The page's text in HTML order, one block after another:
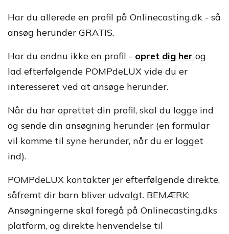
Har du allerede en profil på Onlinecasting.dk - så
ansøg herunder GRATIS.
Har du endnu ikke en profil - opret dig her og
lad efterfølgende POMPdeLUX vide du er
interesseret ved at ansøge herunder.
Når du har oprettet din profil, skal du logge ind
og sende din ansøgning herunder (en formular
vil komme til syne herunder, når du er logget
ind).
POMPdeLUX kontakter jer efterfølgende direkte,
såfremt dir barn bliver udvalgt. BEMÆRK:
Ansøgningerne skal foregå på Onlinecasting.dks
platform, og direkte henvendelse til